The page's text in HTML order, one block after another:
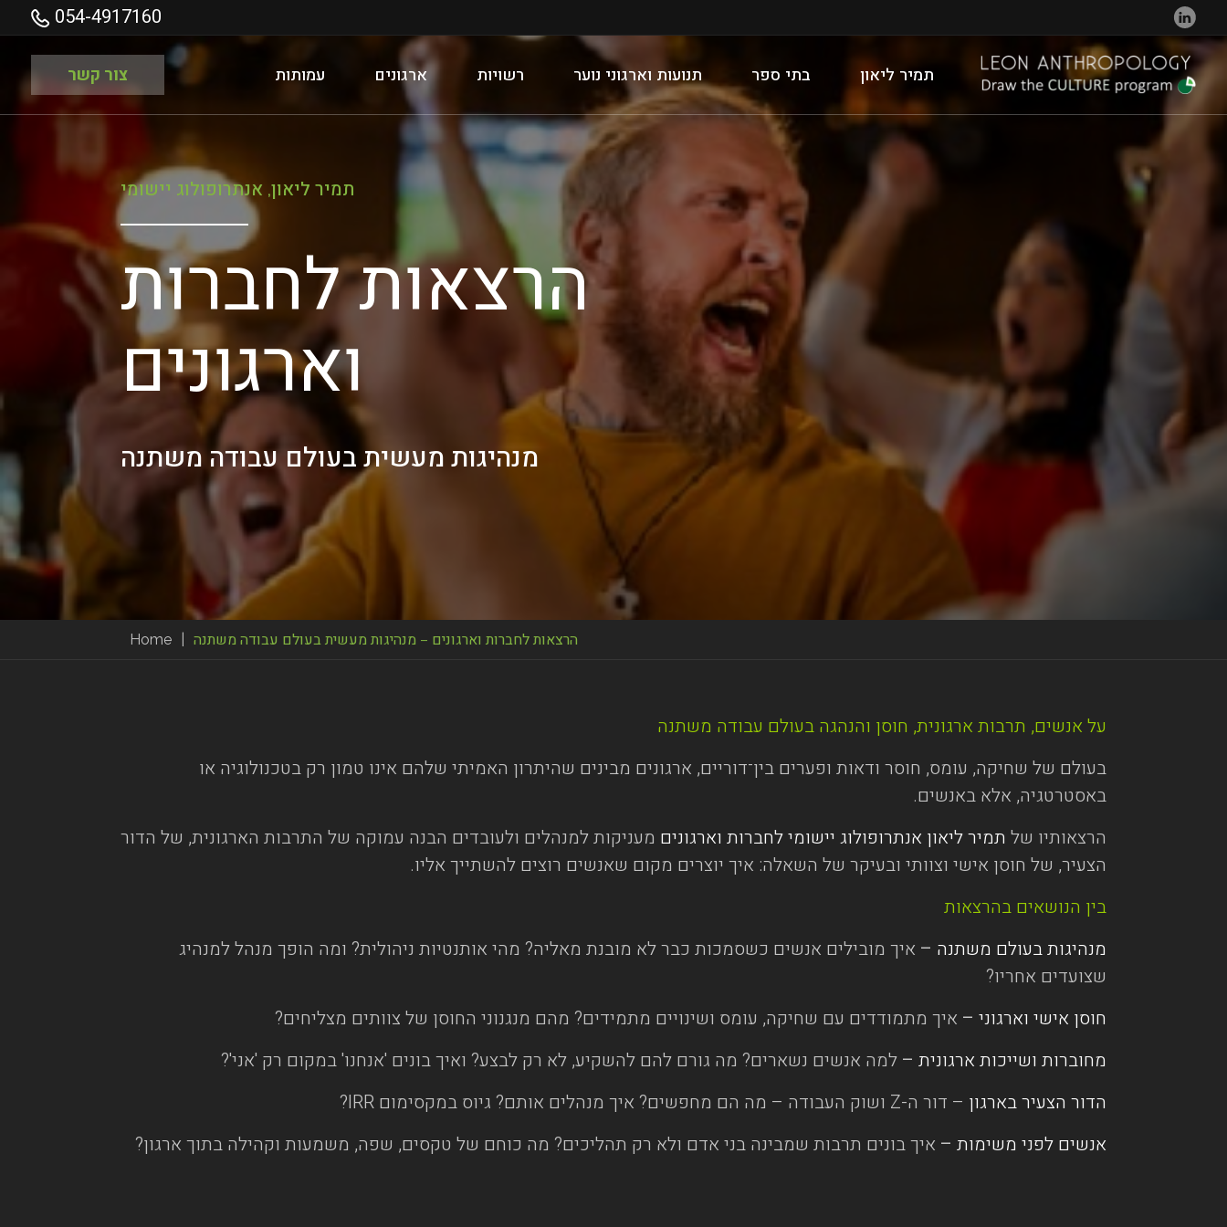
054-4917160
תמיר ליאון בתי ספר תנועות וארגוני נוער רשויות ארגונים עמותות צור קשר
תמיר ליאון, אנתרופולוג יישומי
הרצאות לחברות
וארגונים
מנהיגות מעשית בעולם עבודה משתנה
Home הרצאות לחברות וארגונים – מנהיגות מעשית בעולם עבודה משתנה
על אנשים, תרבות ארגונית, חוסן והנהגה בעולם עבודה משתנה
בעולם של שחיקה, עומס, חוסר ודאות ופערים בין־דוריים, ארגונים מבינים שהיתרון האמיתי שלהם אינו טמון רק בטכנולוגיה או
באסטרטגיה, אלא באנשים.
הרצאותיו של תמיר ליאון אנתרופולוג יישומי לחברות וארגונים מעניקות למנהלים ולעובדים הבנה עמוקה של התרבות הארגונית, של הדור
הצעיר, של חוסן אישי וצוותי ובעיקר של השאלה: איך יוצרים מקום שאנשים רוצים להשתייך אליו.
בין הנושאים בהרצאות
מנהיגות בעולם משתנה – איך מובילים אנשים כשסמכות כבר לא מובנת מאליה? מהי אותנטיות ניהולית? ומה הופך מנהל למנהיג
שצועדים אחריו?
חוסן אישי וארגוני – איך מתמודדים עם שחיקה, עומס ושינויים מתמידים? מהם מנגנוני החוסן של צוותים מצליחים?
מחוברות ושייכות ארגונית – למה אנשים נשארים? מה גורם להם להשקיע, לא רק לבצע? ואיך בונים 'אנחנו' במקום רק 'אני'?
הדור הצעיר בארגון – דור ה-Z ושוק העבודה – מה הם מחפשים? איך מנהלים אותם? גיוס במקסימום IRR?
אנשים לפני משימות – איך בונים תרבות שמבינה בני אדם ולא רק תהליכים? מה כוחם של טקסים, שפה, משמעות וקהילה בתוך ארגון?